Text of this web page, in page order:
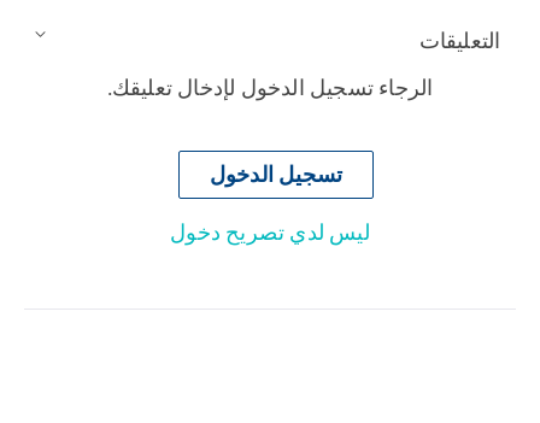
التعليقات
الرجاء تسجيل الدخول لإدخال تعليقك.
تسجيل الدخول
ليس لدي تصريح دخول